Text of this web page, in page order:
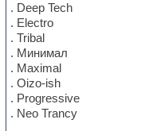
. Deep Tech
. Electro
. Tribal
. Минимал
. Maximal
. Oizo-ish
. Progressive
. Neo Trancy